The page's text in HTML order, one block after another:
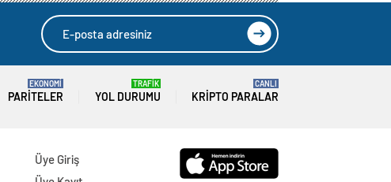
yayılıyor: Çoğu
kurtarılamayacak!
PARITELER
EKONOMİ
YOL DURUMU
TRAFİK
KRIPTO PARALAR
CANLI
Üye Giriş